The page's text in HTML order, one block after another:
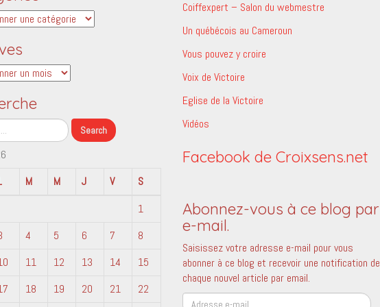
M M J V
S
1
4 5 6 7
8
11 12 13 14
15
18 19 20 21 22
Coiffexpert – Salon du webmestre
Un québécois au Cameroun
Vous pouvez y croire
Voix de Victoire
Eglise de la Victoire
Vidéos
Facebook de Croixsens.net
Abonnez-vous à ce blog par
e-mail.
Saisissez votre adresse e-mail pour vous
abonner à ce blog et recevoir une notification de
chaque nouvel article par email.
Adresse